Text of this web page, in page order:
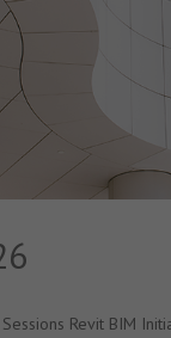
Sessions Revit BIM